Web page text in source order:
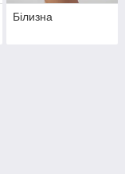
білизна і
медичного
Medicom, AMPri
оптимальний
Білизна